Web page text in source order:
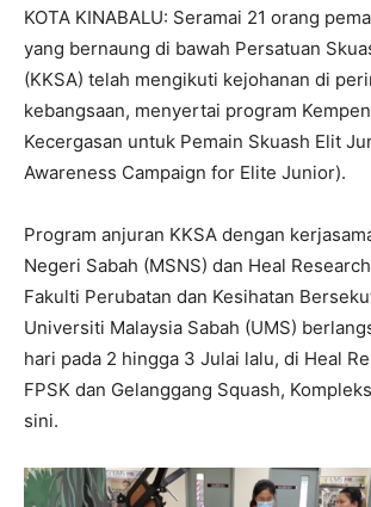
KOTA KINABALU: Seramai 21 orang
yang bernaung di bawah Persatuan
(KKSA) telah mengikuti kejohanan di
kebangsaan, menyertai program
Kecergasan untuk Pemain Skuash Elit
Awareness Campaign for Elite Junior).
Program anjuran KKSA dengan
Negeri Sabah (MSNS) dan Heal
Fakulti Perubatan dan Kesihatan
Universiti Malaysia Sabah (UMS)
hari pada 2 hingga 3 Julai lalu, di Heal
FPSK dan Gelanggang Squash,
sini.